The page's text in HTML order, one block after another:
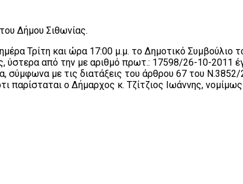
Δήμου Σιθωνίας.
Τρίτη και ώρα 17:00 μ.μ. το Δημοτικό Συμβούλιο
ύστερα από την με αριθμό πρωτ.: 17598/26-10-2011
σύμφωνα με τις διατάξεις του άρθρου 67 του
παρίσταται ο Δήμαρχος κ. Τζίτζιος Ιωάννης,